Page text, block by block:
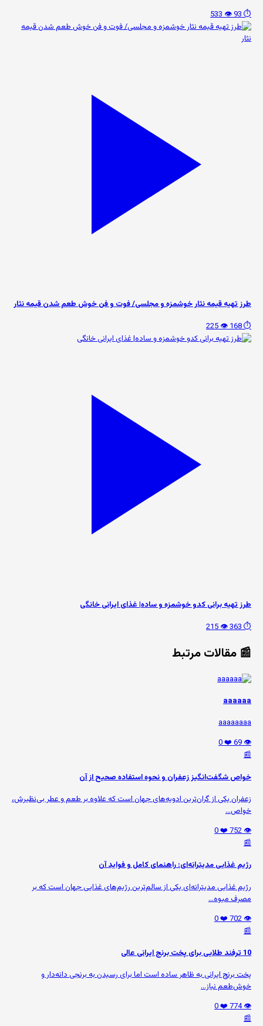
⏱️ 93
👁️ 533
طرز تهیه قیمه نثار خوشمزه و مجلسی/ فوت و فن خوش طعم شدن قیمه نثار
⏱️ 168
👁️ 225
طرز تهیه برانی کدو خوشمزه و ساده| غذای ایرانی خانگی
⏱️ 363
👁️ 215
📰 مقالات مرتبط
aaaaaa
aaaaaaaa
👁️ 69
❤️ 0
📰
خواص شگفت‌انگیز زعفران و نحوه استفاده صحیح از آن
زعفران یکی از گران‌ترین ادویه‌های جهان است که علاوه بر طعم و عطر بی‌نظیرش،
خواص...
👁️ 752
❤️ 0
📰
رژیم غذایی مدیترانه‌ای: راهنمای کامل و فواید آن
رژیم غذایی مدیترانه‌ای یکی از سالم‌ترین رژیم‌های غذایی جهان است که بر
مصرف میوه‌...
👁️ 702
❤️ 0
📰
10 ترفند طلایی برای پخت برنج ایرانی عالی
پخت برنج ایرانی به ظاهر ساده است اما برای رسیدن به برنجی دانه‌دار و
خوش‌طعم نیاز...
👁️ 774
❤️ 0
📰